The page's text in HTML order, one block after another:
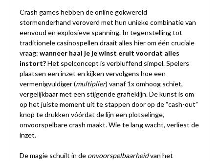
Crash games hebben de online gokwereld
stormenderhand veroverd met hun unieke combinatie van
eenvoud en explosieve spanning. In tegenstelling tot
traditionele casinospellen draait alles hier om één cruciale
vraag: wanneer haal je je winst eruit voordat alles
instort?Het spelconcept is verbluffend simpel. Spelers
plaatsen een inzet en kijken vervolgens hoe een
vermenigvuldiger (multiplier) vanaf 1x omhoog schiet,
vergelijkbaar met een stijgende grafieklijn. De kunst is om
op het juiste moment uit te stappen door op de “cash-out”
knop te drukken vóórdat de lijn een plotselinge,
onvoorspelbare crash maakt. Wie te lang wacht, verliest de
inzet.
De magie schuilt in de onvoorspelbaarheidvan het